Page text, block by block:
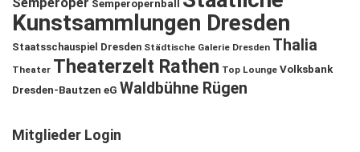
Semperoper Semperopernball
Kunstsammlungen Dresden
Staatsschauspiel Dresden Städtische Galerie Dresden Thalia
Theater Theaterzelt Rathen Top Lounge Volksbank
Dresden-Bautzen eG Waldbühne Rügen
Mitglieder Login